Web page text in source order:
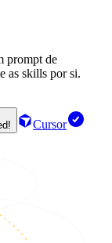
prompt de
as skills por si.
Cursor